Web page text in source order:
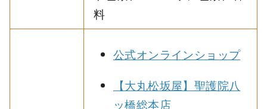
料
公式オンラインショップ
【大丸松坂屋】聖護院八
ッ橋総本店